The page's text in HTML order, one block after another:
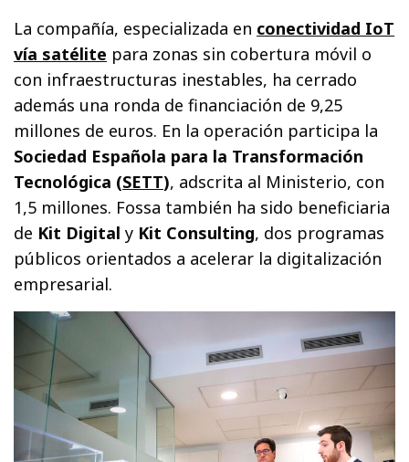
La compañía, especializada en conectividad IoT
vía satélite para zonas sin cobertura móvil o
con infraestructuras inestables, ha cerrado
además una ronda de financiación de 9,25
millones de euros. En la operación participa la
Sociedad Española para la Transformación
Tecnológica (SETT), adscrita al Ministerio, con
1,5 millones. Fossa también ha sido beneficiaria
de Kit Digital y Kit Consulting, dos programas
públicos orientados a acelerar la digitalización
empresarial.